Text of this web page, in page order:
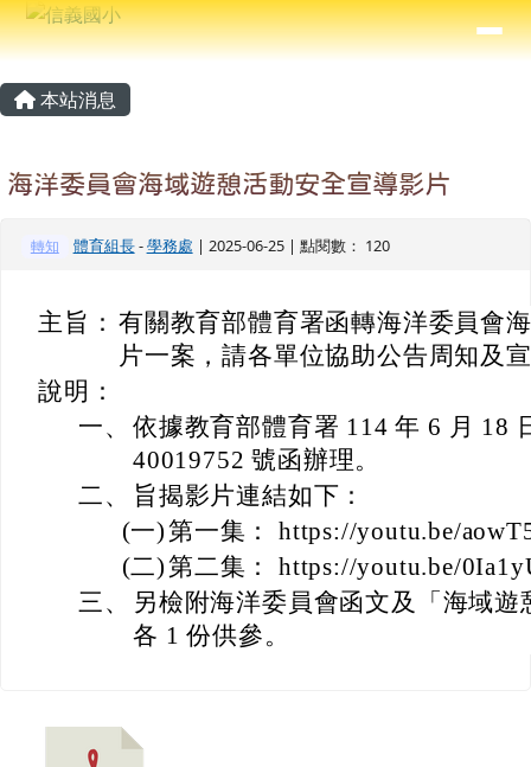
跳至主內容區
信義國小
⏸
導覽列
主內容區域
本站消息
海洋委員會海域遊憩活動安全宣導影片
轉知 體育組長-學務處 | 2025-06-25 | 點閱數： 120
主旨： 有關教育部體育署函轉海洋委員會
片一案，請各單位協助公告周知及
說明：
一、 依據教育部體育署 114 年 6 月 18
40019752 號函辦理。
二、
旨揭影片連結如下：
(一)第一集： https://youtu.be/
(二)第二集： https://youtu.be/
三、
另檢附海洋委員會函文及「海域
各 1 份供參。
頁尾區域